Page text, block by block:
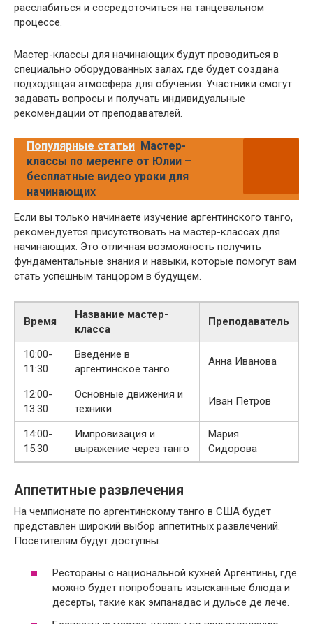
расслабиться и сосредоточиться на танцевальном
процессе.
Мастер-классы для начинающих будут проводиться в
специально оборудованных залах, где будет создана
подходящая атмосфера для обучения. Участники смогут
задавать вопросы и получать индивидуальные
рекомендации от преподавателей.
Популярные статьи Мастер-
классы по меренге от Юлии –
бесплатные видео уроки для
начинающих
Если вы только начинаете изучение аргентинского танго,
рекомендуется присутствовать на мастер-классах для
начинающих. Это отличная возможность получить
фундаментальные знания и навыки, которые помогут вам
стать успешным танцором в будущем.
Время
Название мастер-
класса
Преподаватель
10:00-
11:30
Введение в
аргентинское танго
Анна Иванова
12:00-
13:30
Основные движения и
техники
Иван Петров
14:00-
15:30
Импровизация и
выражение через танго
Мария
Сидорова
Аппетитные развлечения
На чемпионате по аргентинскому танго в США будет
представлен широкий выбор аппетитных развлечений.
Посетителям будут доступны:
Рестораны с национальной кухней Аргентины, где
можно будет попробовать изысканные блюда и
десерты, такие как эмпанадас и дульсе де лече.